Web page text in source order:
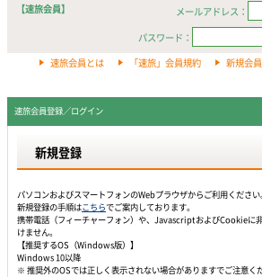
【速旅会員】
メールアドレス：
パスワード：
速旅会員とは 「速旅」会員規約 新規会
速旅会員登録／ログイン
新規登録
パソコンおよびスマートフォンのWebプラウザからご利用ください。
新規登録の手順はこちらでご案内しております。
携帯電話（フィーチャーフォン）や、JavascriptおよびCookieに
けません。
【推奨するOS（Windows版）】
Windows 10以降
※ 推奨外のOSでは正しく表示されない場合がありますでご注意くだ